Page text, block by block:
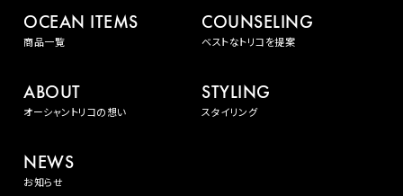
OCEAN ITEMS
商品一覧
COUNSELING
ベストなトリコを提案
ABOUT
オーシャントリコの想い
STYLING
スタイリング
NEWS
お知らせ